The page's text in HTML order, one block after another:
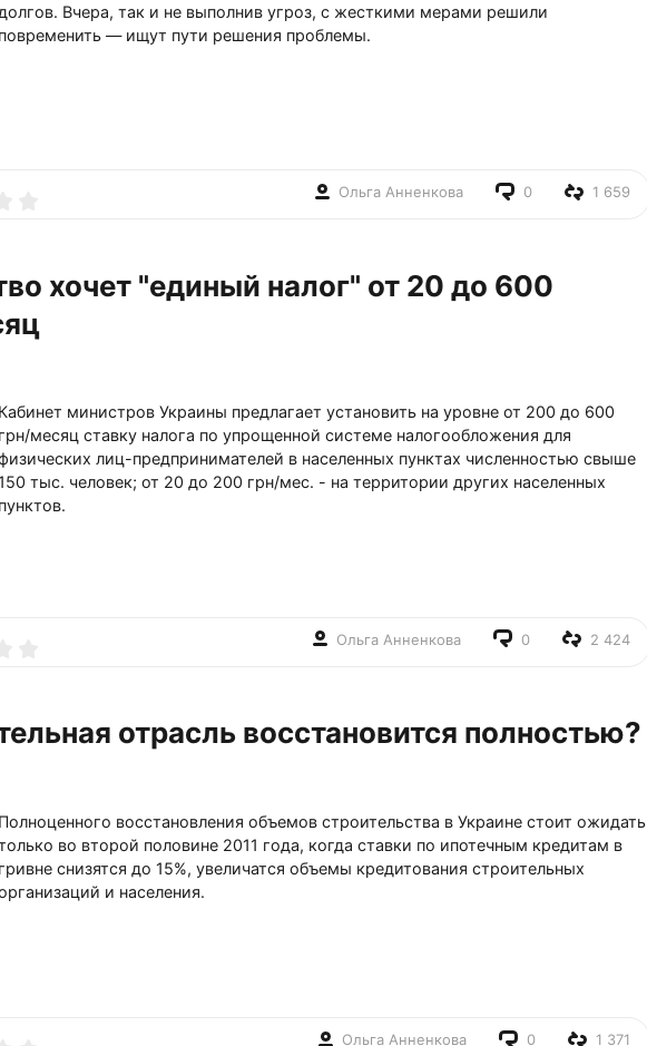
долгов. Вчера, так и не выполнив угроз, с жесткими мерами решили
повременить — ищут пути решения проблемы.
Ольга Анненкова 0 1 659
хочет "единый налог" от 20 до 600
Кабинет министров Украины предлагает установить на уровне от 200 до 600
грн/месяц ставку налога по упрощенной системе налогообложения для
лиц-предпринимателей в населенных пунктах численностью свыше
150 тыс. человек; от 20 до 200 грн/мес. - на территории других населенных
пунктов.
Ольга Анненкова 0 2 424
отрасль восстановится полностью?
Полноценного восстановления объемов строительства в Украине стоит ожидать
во второй половине 2011 года, когда ставки по ипотечным кредитам в
гривне снизятся до 15%, увеличатся объемы кредитования строительных
и населения.
Ольга Анненкова 0 1 371